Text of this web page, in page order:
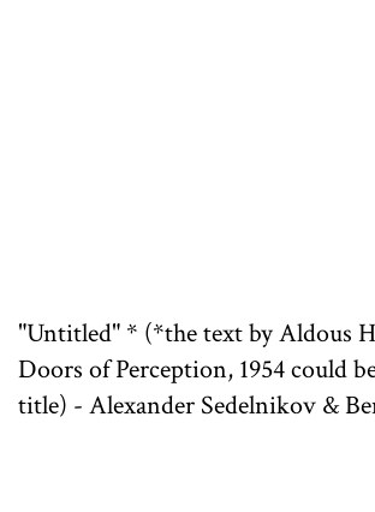
"Untitled" * (*the text by Aldous
Doors of Perception, 1954 could
title) - Alexander Sedelnikov &